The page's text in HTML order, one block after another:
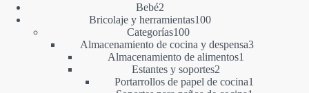
Bebé22
productos
Bricolaje y herramientas100100
Categorías100100
productos
Almacenamiento de cocina y despensa33
Almacenamiento de alimentos1
Estantes y soportes22
productos
Portarrollos de papel de cocina1